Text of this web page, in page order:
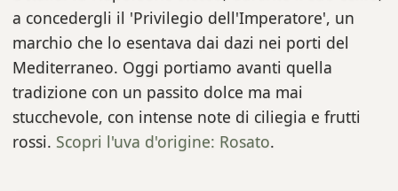
a concedergli il 'Privilegio dell'Imperatore', un
marchio che lo esentava dai dazi nei porti del
Mediterraneo. Oggi portiamo avanti quella
tradizione con un passito dolce ma mai
stucchevole, con intense note di ciliegia e frutti
rossi. Scopri l'uva d'origine: Rosato.